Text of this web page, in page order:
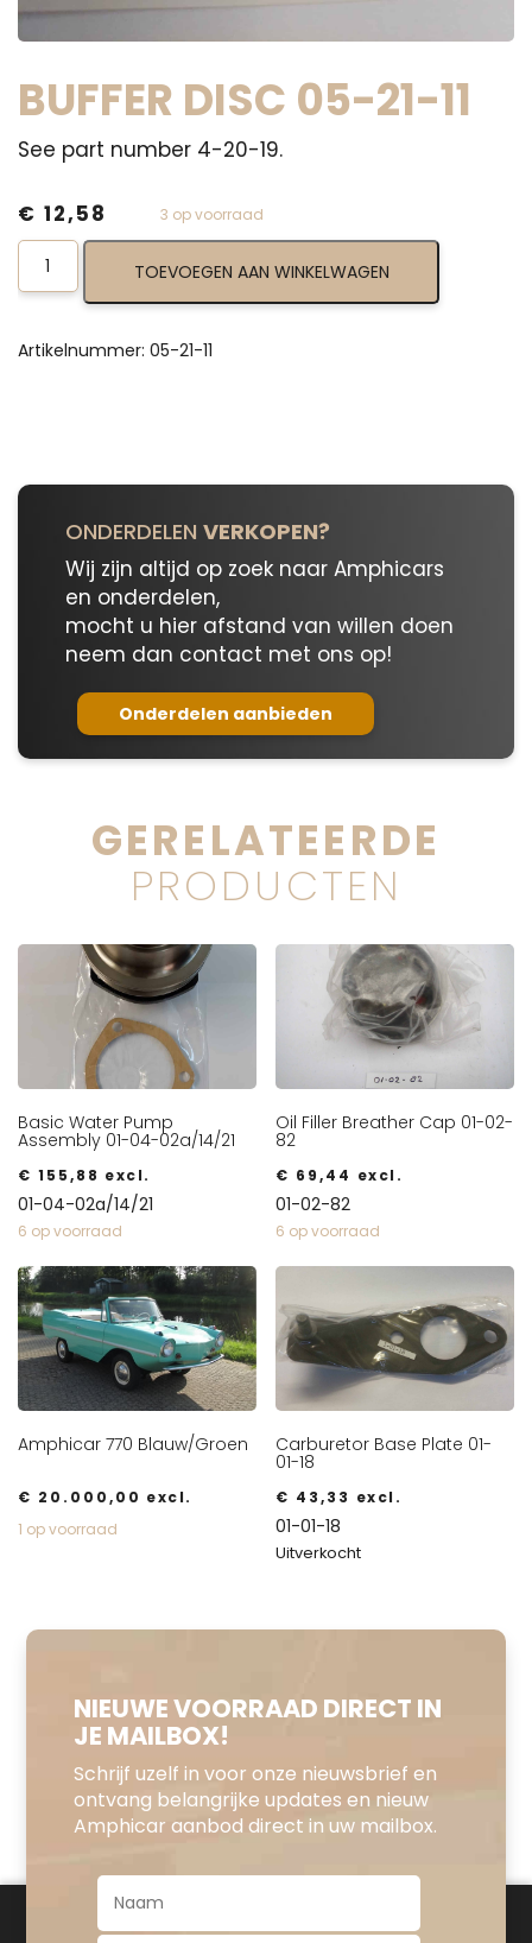
BUFFER DISC 05-21-11
See part number 4-20-19.
3 op voorraad
€ 12,58
Buffer
Disc
05-
11
TOEVOEGEN AAN WINKELWAGEN
Artikelnummer: 05-21-11
ONDERDELEN VERKOPEN?
Wij zijn altijd op zoek naar Amphicars
en onderdelen,
mocht u hier afstand van willen doen
neem dan contact met ons op!
Onderdelen aanbieden
GERELATEERDE
PRODUCTEN
Basic Water Pump
Assembly 01-04-02a/14/21
€ 155,88 excl.
01-04-02a/14/21
6 op voorraad
Oil Filler Breather Cap 01-02-
82
€ 69,44 excl.
01-02-82
6 op voorraad
Amphicar 770 Blauw/Groen
€ 20.000,00 excl.
1 op voorraad
Carburetor Base Plate 01-
01-18
€ 43,33 excl.
01-01-18
Uitverkocht
NIEUWE VOORRAAD DIRECT IN
JE MAILBOX!
Schrijf uzelf in voor onze nieuwsbrief en
ontvang belangrijke updates en nieuw
Amphicar aanbod direct in uw mailbox.